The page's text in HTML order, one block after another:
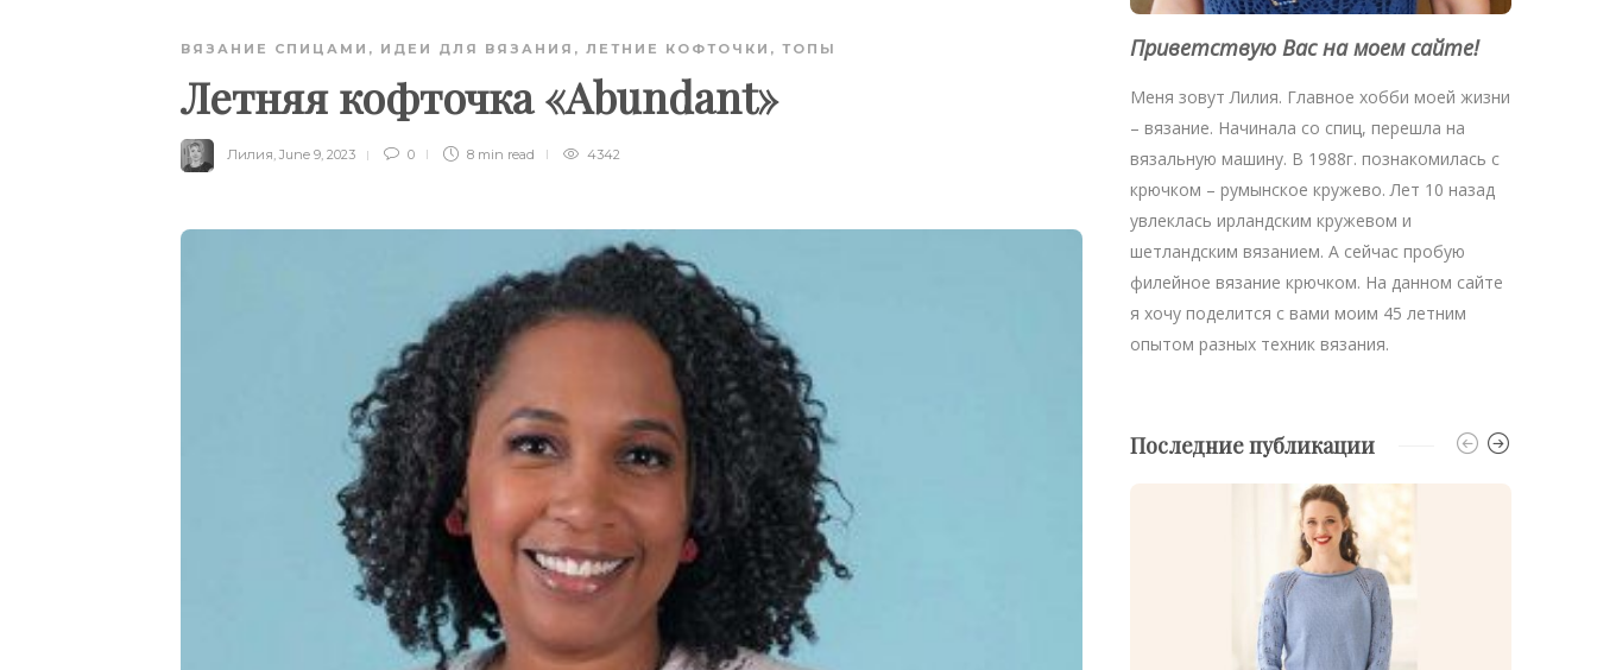
ВЯЗАНИЕ СПИЦАМИ , ИДЕИ ДЛЯ ВЯЗАНИЯ , ЛЕТНИЕ КОФТОЧКИ, ТОПЫ
Летняя кофточка «Аbundant»
Лилия, June 9, 2023 0 8 min read 4342
Приветствую Вас на моем сайте!
Меня зовут Лилия. Главное хобби моей жизни
– вязание. Начинала со спиц, перешла на
вязальную машину. В 1988г. познакомилась с
крючком – румынское кружево. Лет 10 назад
увлеклась ирландским кружевом и
шетландским вязанием. А сейчас пробую
филейное вязание крючком. На данном сайте
я хочу поделится с вами моим 45 летним
опытом разных техник вязания.
Последние публикации